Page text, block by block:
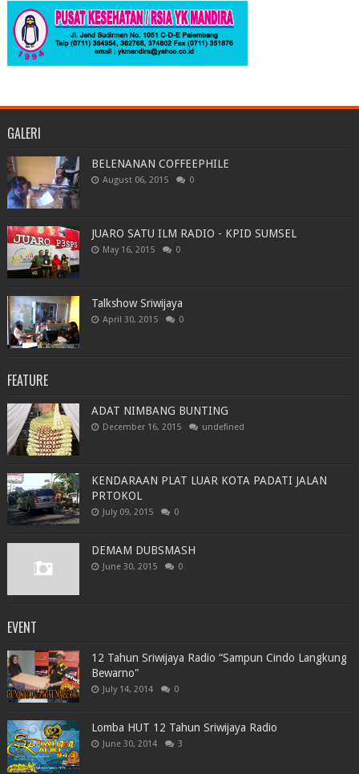
GALERI
BELENANAN COFFEEPHILE
August 06, 2015 0
JUARO SATU ILM RADIO - KPID SUMSEL
May 16, 2015 0
Talkshow Sriwijaya
April 30, 2015 0
FEATURE
ADAT NIMBANG BUNTING
December 16, 2015 undefined
KENDARAAN PLAT LUAR KOTA PADATI JALAN
PRTOKOL
July 09, 2015 0
DEMAM DUBSMASH
June 30, 2015 0
EVENT
12 Tahun Sriwijaya Radio “Sampun Cindo Langkung
Bewarno"
July 14, 2014 0
Lomba HUT 12 Tahun Sriwijaya Radio
June 30, 2014 3